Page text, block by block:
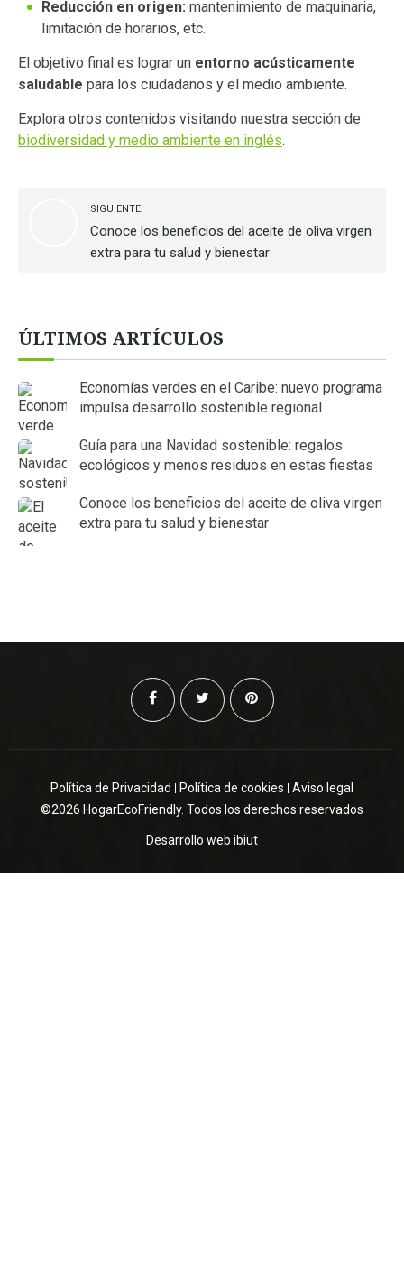
Reducción en origen: mantenimiento de maquinaria,
limitación de horarios, etc.
El objetivo final es lograr un entorno acústicamente
saludable para los ciudadanos y el medio ambiente.
Explora otros contenidos visitando nuestra sección de
biodiversidad y medio ambiente en inglés.
SIGUIENTE:
Conoce los beneficios del aceite de oliva virgen
extra para tu salud y bienestar
ÚLTIMOS ARTÍCULOS
Economías verdes en el Caribe: nuevo programa
impulsa desarrollo sostenible regional
Guía para una Navidad sostenible: regalos
ecológicos y menos residuos en estas fiestas
Conoce los beneficios del aceite de oliva virgen
extra para tu salud y bienestar
Política de Privacidad Política de cookies
Aviso legal
©2026 HogarEcoFriendly. Todos los derechos reservados
Desarrollo web ibiut